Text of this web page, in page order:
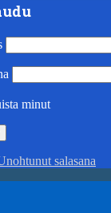
minut
salasana